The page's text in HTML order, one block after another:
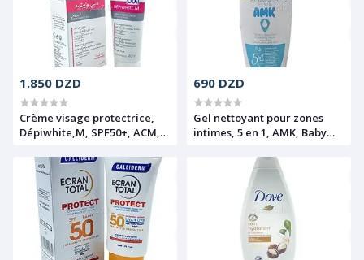
1.850 DZD
Crème visage protectrice,
Dépiwhite,M, SPF50+, ACM,
690 DZD
Gel nettoyant pour zones
intimes, 5 en 1, AMK, Baby